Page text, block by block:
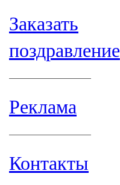
Заказать
поздравление
Реклама
Контакты